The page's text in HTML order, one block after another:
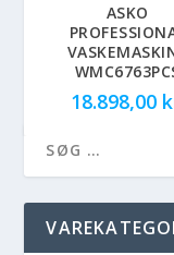
ASKO
18.898,00